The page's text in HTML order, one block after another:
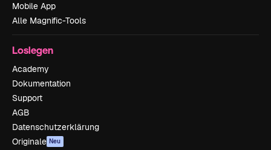
Mobile App
Alle Magnific-Tools
Loslegen
Academy
Dokumentation
Support
AGB
Datenschutzerklärung
Originale Neu